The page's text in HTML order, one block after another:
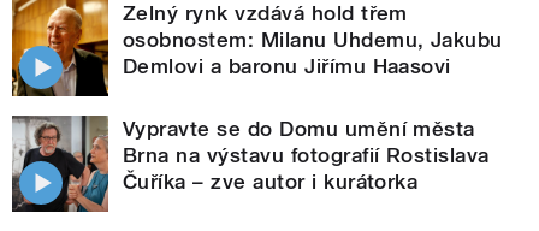
Zelný rynk vzdává hold třem
osobnostem: Milanu Uhdemu, Jakubu
Demlovi a baronu Jiřímu Haasovi
Vypravte se do Domu umění města
Brna na výstavu fotografií Rostislava
Čuříka – zve autor i kurátorka